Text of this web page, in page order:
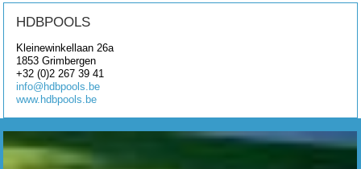
HDBPOOLS
Kleinewinkellaan 26a
1853Grimbergen
+32 (0)2 267 39 41
info@hdbpools.be
www.hdbpools.be